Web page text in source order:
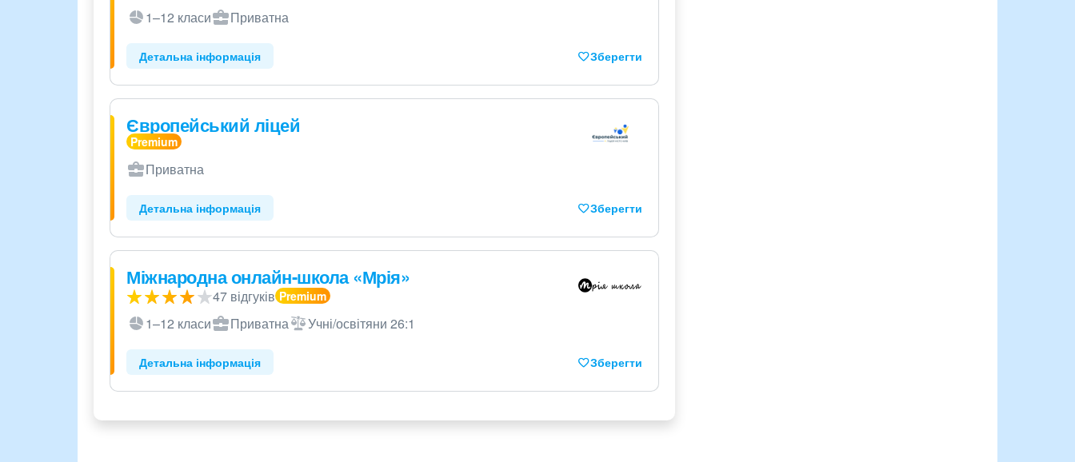
1–12 класи
Приватна
Детальна інформація Зберегти
Європейський ліцей
Приватна
Детальна інформація Зберегти
Міжнародна онлайн-школа «Мрія»
47 відгуків
1–12 класи
Приватна Учні/освітяни 26:1
Детальна інформація Зберегти